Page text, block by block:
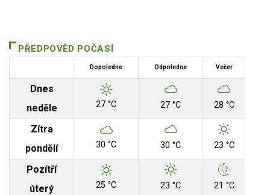
PŘEDPOVĚD POČASÍ
Dopoledne Odpoledne Večer
Dnes
neděle
27 °C 27 °C 28 °C
Zítra
pondělí
30 °C 30 °C 23 °C
Pozítří
úterý
25 °C 23 °C 21 °C